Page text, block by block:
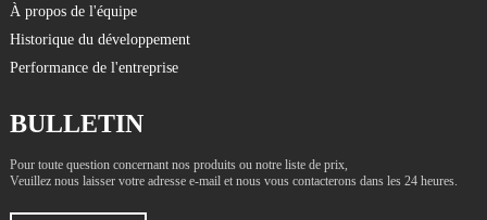
À propos de l'équipe
Historique du développement
Performance de l'entreprise
BULLETIN
Pour toute question concernant nos produits ou notre liste de prix,
Veuillez nous laisser votre adresse e-mail et nous vous contacterons dans les 24 heures.